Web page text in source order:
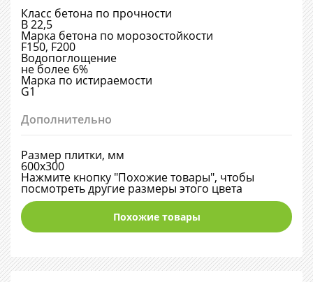
Класс бетона по прочности
В 22,5
Марка бетона по морозостойкости
F150, F200
Водопоглощение
не более 6%
Марка по истираемости
G1
Дополнительно
Размер плитки, мм
600х300
Нажмите кнопку "Похожие товары", чтобы
посмотреть другие размеры этого цвета
Похожие товары